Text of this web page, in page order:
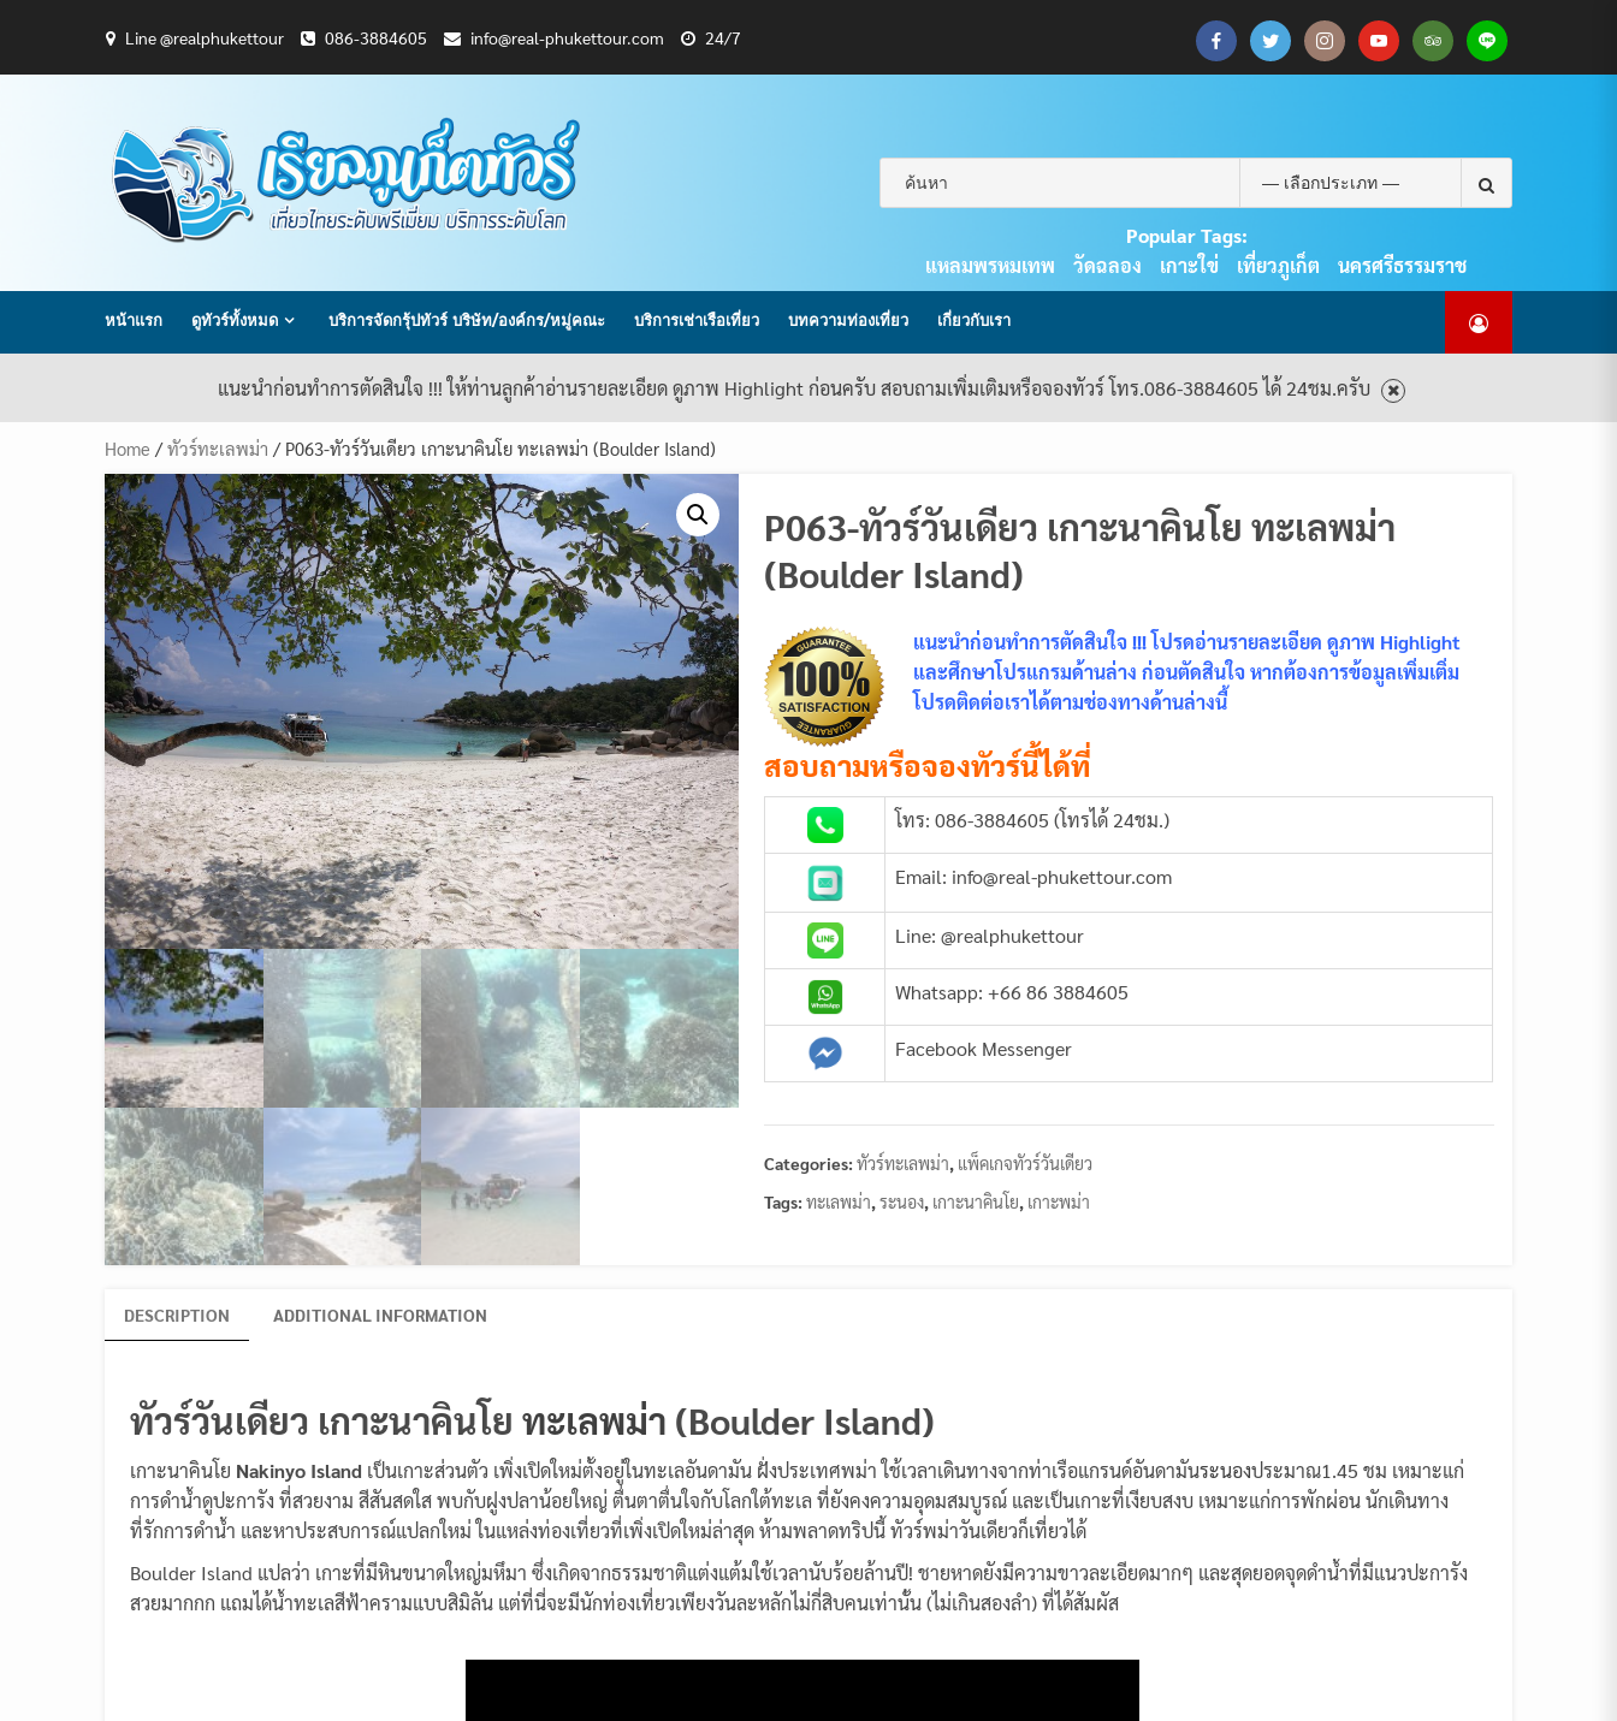
content
Line @realphukettour 086-3884605 info@real-phukettour.com
24/7
CHECKOUT
SAMPLE
บทความ
ยินดี
PHUKET
เกี่ยว
แพ็คเกจ
Search
for:
Popular Tags:
แหลมพรหมเทพ
วัดฉลอง เกาะใข่ เที่ยวภูเก็ต นครศรีธรรมราช
หน้าแรก ดูทัวร์ทั้งหมด บริการจัดกรุ้ปทัวร์ บริษัท/องค์กร/หมู่คณะ บริการเช่าเรือเที่ยว บทความท่องเที่ยว เกี่ยวกับเรา
แนะนำก่อนทำการตัดสินใจ !!! ให้ท่านลูกค้าอ่านรายละเอียด ดูภาพ Highlight ก่อนครับ สอบถามเพิ่มเติมหรือจองทัวร์ โทร.086-3884605 ได้ 24ชม.ครับ
Home /ทัวร์ทะเลพม่า / P063-ทัวร์วันเดียว เกาะนาคินโย ทะเลพม่า (Boulder Island)
P063-ทัวร์วันเดียว เกาะนาคินโย ทะเลพม่า
(Boulder Island)
แนะนำก่อนทำการตัดสินใจ !!! โปรดอ่านรายละเอียด ดูภาพ Highlight
และศึกษาโปรแกรมด้านล่าง ก่อนตัดสินใจ หากต้องการข้อมูลเพิ่มเติ่ม
โปรดติดต่อเราได้ตามช่องทางด้านล่างนี้
สอบถามหรือจองทัวร์นี้ได้ที่
โทร: 086-3884605 (โทรได้ 24ชม.)
Email: info@real-phukettour.com
Line: @realphukettour
Whatsapp: +66 86 3884605
Facebook Messenger
Categories:ทัวร์ทะเลพม่า, แพ็คเกจทัวร์วันเดียว
Tags:ทะเลพม่า,ระนอง, เกาะนาคินโย, เกาะพม่า
DESCRIPTION ADDITIONAL INFORMATION
ทัวร์วันเดียว เกาะนาคินโย ทะเลพม่า (Boulder Island)
เกาะนาคินโย Nakinyo Island เป็นเกาะส่วนตัว เพิ่งเปิดใหม่ตั้งอยู่ในทะเลอันดามัน ฝั่งประเทศพม่า ใช้เวลาเดินทางจากท่าเรือแกรนด์อันดามันระนองประมาณ1.45 ชม เหมาะแก่
การดำน้ำดูปะการัง ที่สวยงาม สีสันสดใส พบกับฝูงปลาน้อยใหญ่ ตื่นตาตื่นใจกับโลกใต้ทะเล ที่ยังคงความอุดมสมบูรณ์ และเป็นเกาะที่เงียบสงบ เหมาะแก่การพักผ่อน นักเดินทาง
ที่รักการดำน้ำ และหาประสบการณ์แปลกใหม่ ในแหล่งท่องเที่ยวที่เพิ่งเปิดใหม่ล่าสุด ห้ามพลาดทริปนี้ ทัวร์พม่าวันเดียวก็เที่ยวได้
Boulder Island แปลว่า เกาะที่มีหินขนาดใหญ่มหึมา ซึ่งเกิดจากธรรมชาติแต่งแต้มใช้เวลานับร้อยล้านปี! ชายหาดยังมีความขาวละเอียดมากๆ และสุดยอดจุดดำน้ำที่มีแนวปะการัง
สวยมากกก แถมได้น้ำทะเลสีฟ้าครามแบบสิมิลัน แต่ที่นี่จะมีนักท่องเที่ยวเพียงวันละหลักไม่กี่สิบคนเท่านั้น (ไม่เกินสองลำ) ที่ได้สัมผัส